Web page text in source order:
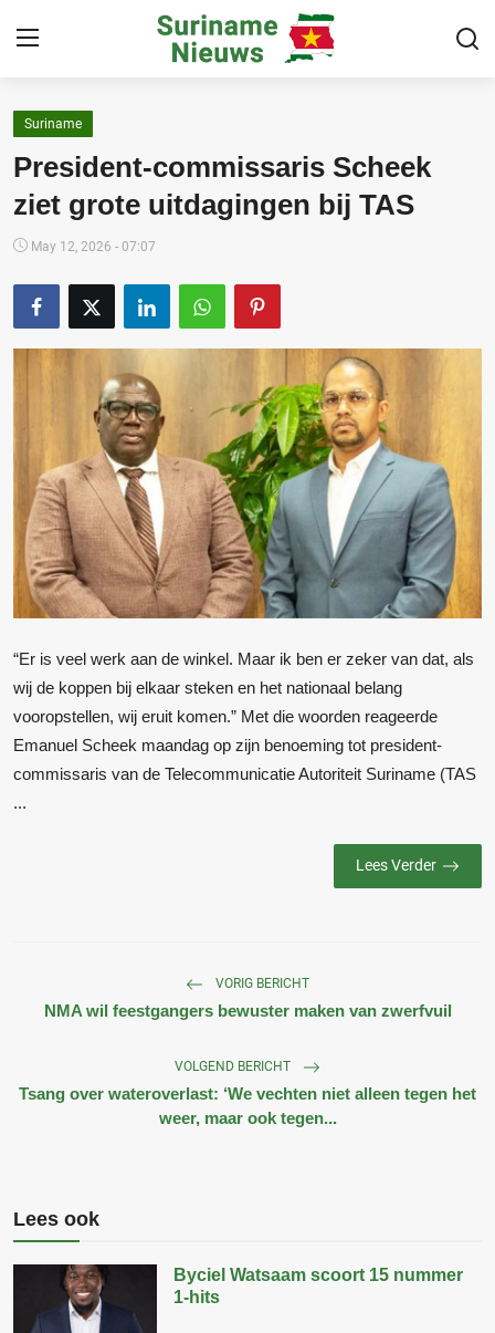
Home
Buitenland
Sport
Cultuur & Media
Over
Suriname
President-commissaris Scheek
ziet grote uitdagingen bij TAS
May 12, 2026 - 07:07
“Er is veel werk aan de winkel. Maar ik ben er zeker van dat, als
wij de koppen bij elkaar steken en het nationaal belang
vooropstellen, wij eruit komen.” Met die woorden reageerde
Emanuel Scheek maandag op zijn benoeming tot president-
commissaris van de Telecommunicatie Autoriteit Suriname (TAS
...
Lees Verder
VORIG BERICHT
NMA wil feestgangers bewuster maken van zwerfvuil
VOLGEND BERICHT
Tsang over wateroverlast: ‘We vechten niet alleen tegen het
weer, maar ook tegen...
Lees ook
Byciel Watsaam scoort 15 nummer
1-hits